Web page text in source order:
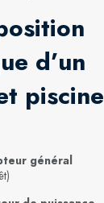
d’un
piscine
général